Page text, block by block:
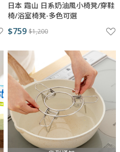
日本 霜山 日系奶油風小椅凳/穿鞋
椅/浴室椅凳-多色可選
$759 $1,200